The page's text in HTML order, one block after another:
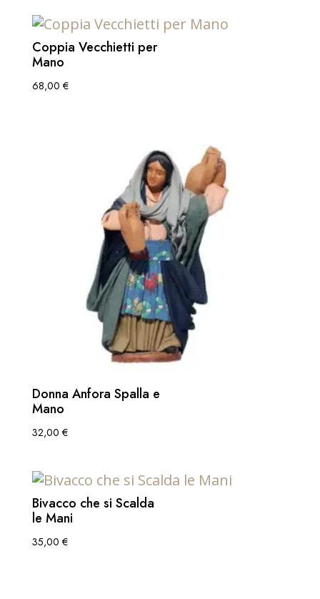
Coppia Vecchietti per
Mano
68,00 €
Donna Anfora Spalla e
Mano
32,00 €
Bivacco che si Scalda
le Mani
35,00 €